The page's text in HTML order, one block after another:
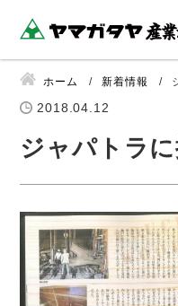
ホーム 新着情報
2018.04.12
ジャパトラ